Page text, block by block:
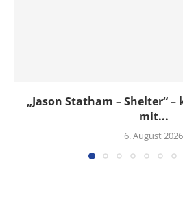
„Jason Statham – Shelter“
mit...
6. August 2026